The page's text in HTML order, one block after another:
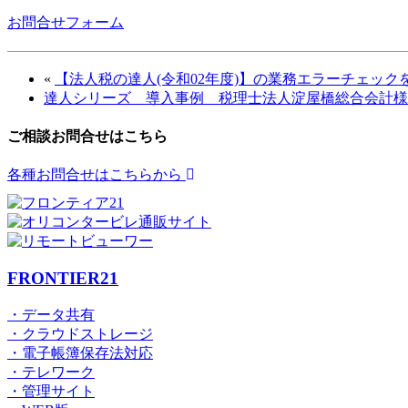
お問合せフォーム
«
【法人税の達人(令和02年度)】の業務エラーチェッ
達人シリーズ 導入事例 税理士法人淀屋橋総合会計様
ご相談お問合せはこちら
各種お問合せはこちらから
FRONTIER21
・データ共有
・クラウドストレージ
・電子帳簿保存法対応
・テレワーク
・管理サイト